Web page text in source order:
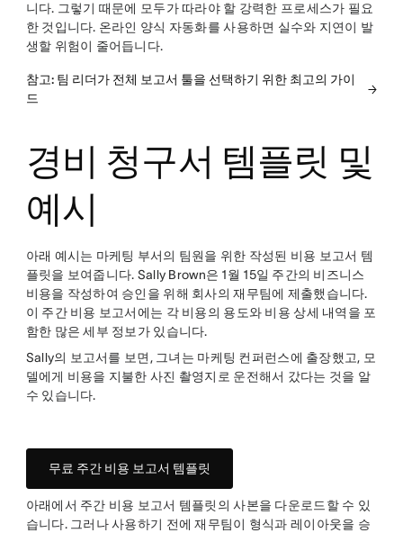
니다. 그렇기 때문에 모두가 따라야 할 강력한 프로세스가 필요
한 것입니다. 온라인 양식 자동화를 사용하면 실수와 지연이 발
생할 위험이 줄어듭니다.
참고: 팀 리더가 전체 보고서 툴을 선택하기 위한 최고의 가이
드
경비 청구서 템플릿 및
예시
아래 예시는 마케팅 부서의 팀원을 위한 작성된 비용 보고서 템
플릿을 보여줍니다. Sally Brown은 1월 15일 주간의 비즈니스
비용을 작성하여 승인을 위해 회사의 재무팀에 제출했습니다.
이 주간 비용 보고서에는 각 비용의 용도와 비용 상세 내역을 포
함한 많은 세부 정보가 있습니다.
Sally의 보고서를 보면, 그녀는 마케팅 컨퍼런스에 출장했고, 모
델에게 비용을 지불한 사진 촬영지로 운전해서 갔다는 것을 알
수 있습니다.
무료 주간 비용 보고서 템플릿
아래에서 주간 비용 보고서 템플릿의 사본을 다운로드할 수 있
습니다. 그러나 사용하기 전에 재무팀이 형식과 레이아웃을 승